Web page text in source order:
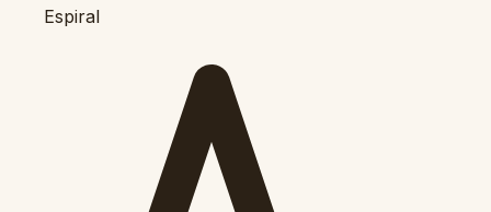
Espiral